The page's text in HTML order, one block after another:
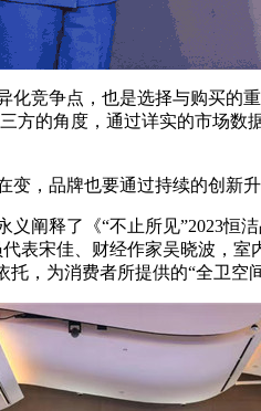
竞争点，也是选择与购买的重
方的角度，通过详实的市场
，品牌也要通过持续的创新
释了《“不止所见”2023恒
表宋佳、财经作家吴晓波，
托，为消费者所提供的“全卫